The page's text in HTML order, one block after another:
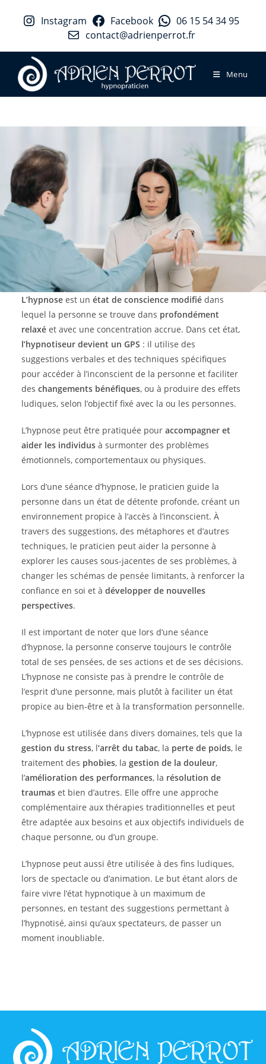
Instagram Facebook
06 15 54 34 95
contact@adrienperrot.fr
Menu
L’hypnoseest un état de conscience modifiédans
lequel la personne se trouve dans profondément
relaxéet avec une concentration accrue. Dans cet état,
l’hypnotiseur devient un GPS : il utilise des
suggestions verbales et des techniques spécifiques
pour accéder à l’inconscient de la personne et faciliter
des changements bénéfiques, ou à produire des effets
ludiques, selon l’objectif fixé avec la ou les personnes.
L’hypnose peut être pratiquée pouraccompagner et
aider les individusà surmonter des problèmes
émotionnels, comportementaux ou physiques.
Lors d’une séance d’hypnose, le praticien guide la
personne dans un état de détente profonde, créant un
environnement propice à l’accès à l’inconscient. À
travers des suggestions, des métaphores et d’autres
techniques, le praticien peut aider la personne à
explorer les causes sous-jacentes de ses problèmes, à
changer les schémas de pensée limitants, à renforcer la
confiance en soi et à développer de nouvelles
perspectives.
Il est important de noter que lors d’une séance
d’hypnose, la personne conserve toujours le contrôle
total de ses pensées, de ses actions et de ses décisions.
L’hypnose ne consiste pas à prendre le contrôle de
l’esprit d’une personne, mais plutôt à faciliter un état
propice au bien-être et à la transformation personnelle.
L’hypnose est utilisée dans divers domaines, tels que la
gestion du stress, l‘arrêt du tabac, la perte de poids, le
traitement des phobies, la gestion de la douleur,
l’amélioration des performances, la résolution de
traumaset bien d’autres. Elle offre une approche
complémentaire aux thérapies traditionnelles et peut
être adaptée aux besoins et aux objectifs individuels de
chaque personne, ou d’un groupe.
L’hypnose peut aussi être utilisée à des fins ludiques,
lors de spectacle ou d’animation. Le but étant alors de
faire vivre l’état hypnotique à un maximum de
personnes, en testant des suggestions permettant à
l’hypnotisé, ainsi qu’aux spectateurs, de passer un
moment inoubliable.